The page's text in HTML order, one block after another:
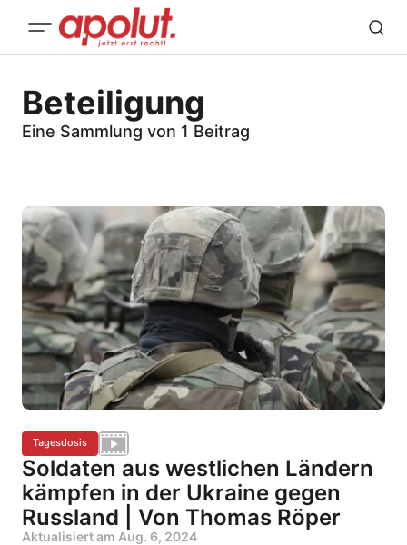
Beteiligung
Eine Sammlung von 1 Beitrag
Tagesdosis
Soldaten aus westlichen Ländern
kämpfen in der Ukraine gegen
Russland | Von Thomas Röper
Aktualisiert am Aug. 6, 2024